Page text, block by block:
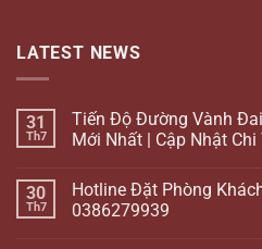
LATEST NEWS
31
Th7
Tiến Độ Đường Vành
Mới Nhất | Cập Nhật Chi
30
Th7
Hotline Đặt Phòng
0386279939